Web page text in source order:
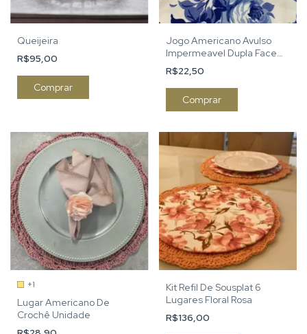
Queijeira
R$95,00
Jogo Americano Avulso
Impermeavel Dupla Face
Azul Floral
R$22,50
+1
Lugar Americano De
Crochê Unidade
Kit Refil De Sousplat 6
Lugares Floral Rosa
R$136,00